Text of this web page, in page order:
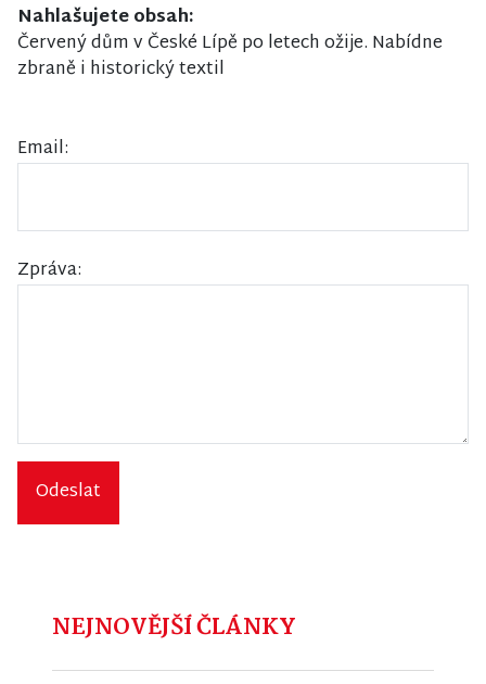
Nahlašujete obsah:
Červený dům v České Lípě po letech ožije. Nabídne
zbraně i historický textil
Email:
Zpráva:
Odeslat
NEJNOVĚJŠÍ ČLÁNKY